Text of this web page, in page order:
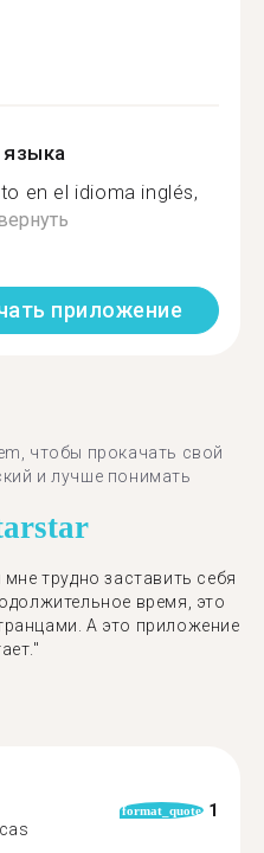
en el idioma inglés,
приложение
чтобы прокачать свой
и лучше понимать
star
трудно заставить себя
время, это
А это приложение
format_quote 1